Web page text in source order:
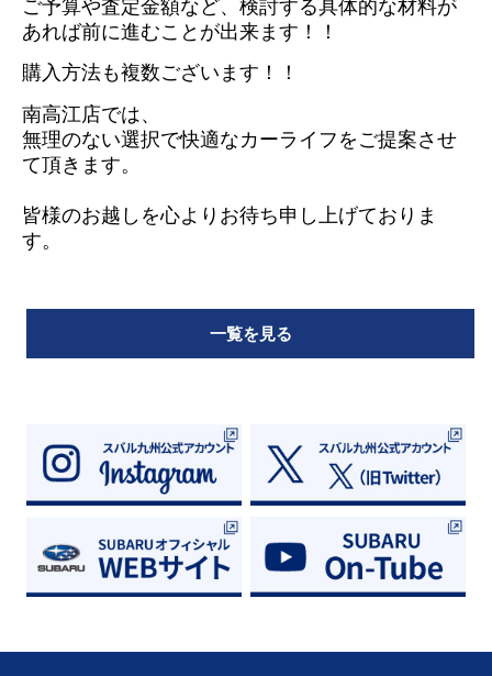
ご予算や査定金額など、検討する具体的な材料が
あれば前に進むことが出来ます！！
購入方法も複数ございます！！
南高江店では、
無理のない選択で快適なカーライフをご提案させ
て頂きます。
皆様のお越しを心よりお待ち申し上げておりま
す。
一覧を見る